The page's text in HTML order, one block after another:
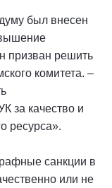
был внесен
призван решить
комитета. –
за качество и
ресурса».
санкции в
или не